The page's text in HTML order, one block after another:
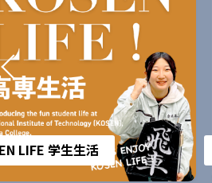
LIFE 学生生活